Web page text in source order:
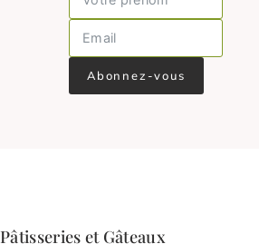
Abonnez-vous
Pâtisseries et Gâteaux